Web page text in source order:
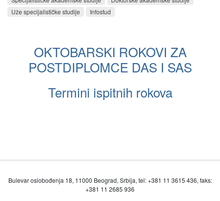
Uže specijalističke studije
Infostud
OKTOBARSKI ROKOVI ZA
POSTDIPLOMCE DAS I SAS
Termini ispitnih rokova
Bulevar oslobođenja 18, 11000 Beograd, Srbija, tel: +381 11 3615 436, faks:
+381 11 2685 936